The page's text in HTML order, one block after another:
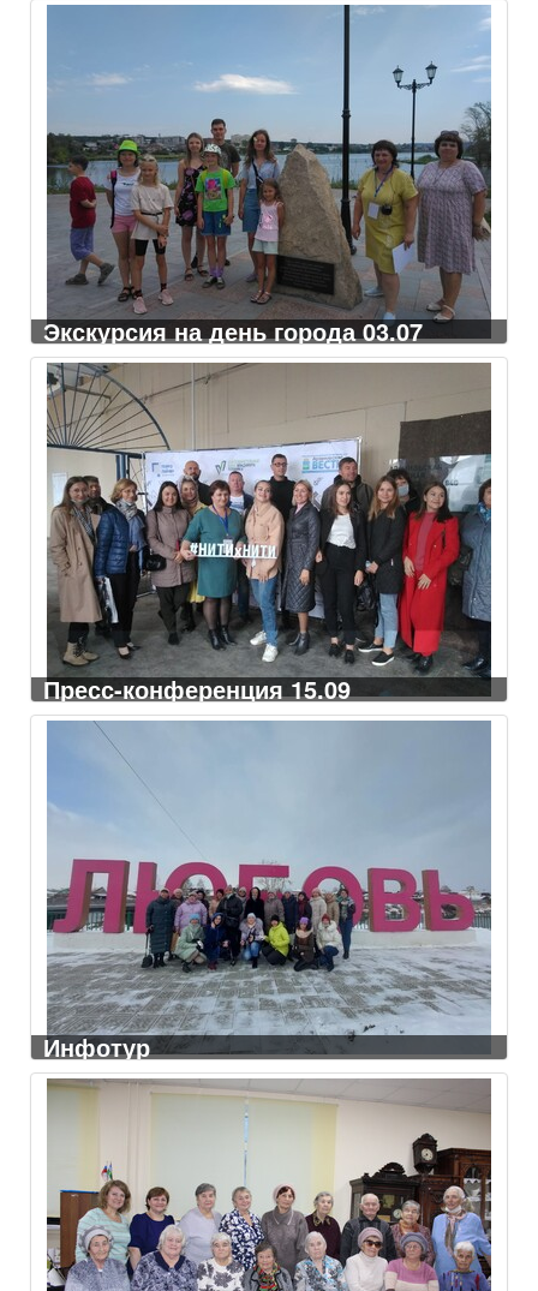
Экскурсия на день города 03.07
Пресс-конференция 15.09
Инфотур